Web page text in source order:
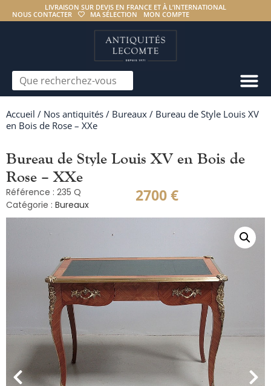
LIVRAISON SUR DEVIS EN FRANCE ET À L’INTERNATIONAL
NOUS CONTACTER
MA SÉLECTION MON COMPTE
Accueil / Nos antiquités / Bureaux / Bureau de Style Louis XV
en Bois de Rose – XXe
Bureau de Style Louis XV en Bois de
Rose – XXe
Référence : 235 Q
Catégorie : Bureaux 2700€